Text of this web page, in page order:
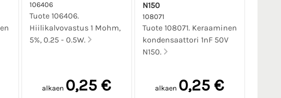
106406
Tuote 106406.
Hiilikalvovastus 1 Mohm,
5%, 0.25 - 0.5W.
alkaen 0,25 €
N150
108071
Tuote 108071. Keraaminen
kondensaattori 1nF 50V
N150.
alkaen 0,25 €